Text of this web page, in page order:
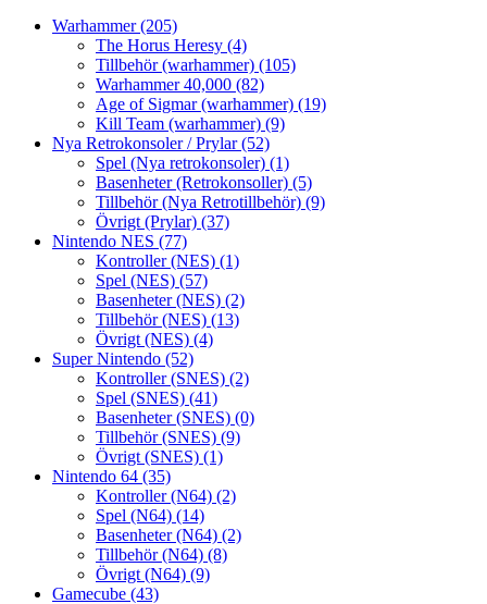
Warhammer(205)
The Horus Heresy (4)
Tillbehör (warhammer) (105)
Warhammer 40,000 (82)
Age of Sigmar (warhammer) (19)
Kill Team (warhammer) (9)
Nya Retrokonsoler / Prylar(52)
Spel (Nya retrokonsoler) (1)
Basenheter (Retrokonsoller) (5)
Tillbehör (Nya Retrotillbehör) (9)
Övrigt (Prylar) (37)
Nintendo NES (77)
Kontroller (NES) (1)
Spel (NES) (57)
Basenheter (NES) (2)
Tillbehör (NES) (13)
Övrigt (NES) (4)
Super Nintendo (52)
Kontroller (SNES) (2)
Spel (SNES) (41)
Basenheter (SNES) (0)
Tillbehör (SNES) (9)
Övrigt (SNES) (1)
Nintendo 64 (35)
Kontroller (N64) (2)
Spel (N64) (14)
Basenheter (N64) (2)
Tillbehör (N64) (8)
Övrigt (N64) (9)
Gamecube (43)